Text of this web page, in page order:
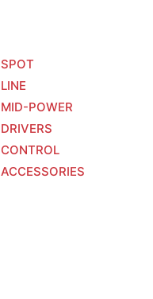
SPOT
LINE
MID-POWER
DRIVERS
CONTROL
ACCESSORIES